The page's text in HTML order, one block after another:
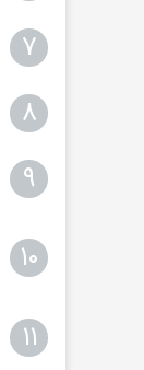
۷
۸
۹
۱۰
۱۱